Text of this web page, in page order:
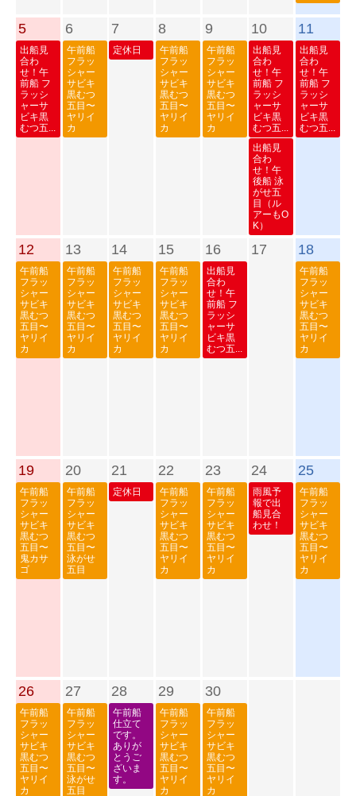
5
出船見
合わ
せ！午
前船 フ
ラッシ
ャーサ
ビキ黒
むつ五...
6
午前船
フラッ
シャー
サビキ
黒むつ
五目〜
ヤリイ
カ
7
定休日
8
午前船
フラッ
シャー
サビキ
黒むつ
五目〜
ヤリイ
カ
9
午前船
フラッ
シャー
サビキ
黒むつ
五目〜
ヤリイ
カ
10
出船見
合わ
せ！午
前船 フ
ラッシ
ャーサ
ビキ黒
むつ五...
出船見
合わ
せ！午
後船 泳
がせ五
目（ル
アーもO
K）
11
出船見
合わ
せ！午
前船 フ
ラッシ
ャーサ
ビキ黒
むつ五...
12
午前船
フラッ
シャー
サビキ
黒むつ
五目〜
ヤリイ
カ
13
午前船
フラッ
シャー
サビキ
黒むつ
五目〜
ヤリイ
カ
14
午前船
フラッ
シャー
サビキ
黒むつ
五目〜
ヤリイ
カ
15
午前船
フラッ
シャー
サビキ
黒むつ
五目〜
ヤリイ
カ
16
出船見
合わ
せ！午
前船 フ
ラッシ
ャーサ
ビキ黒
むつ五...
17 18
午前船
フラッ
シャー
サビキ
黒むつ
五目〜
ヤリイ
カ
19
午前船
フラッ
シャー
サビキ
黒むつ
五目〜
鬼カサ
ゴ
20
午前船
フラッ
シャー
サビキ
黒むつ
五目〜
泳がせ
五目
21
定休日
22
午前船
フラッ
シャー
サビキ
黒むつ
五目〜
ヤリイ
カ
23
午前船
フラッ
シャー
サビキ
黒むつ
五目〜
ヤリイ
カ
24
雨風予
報で出
船見合
わせ！
25
午前船
フラッ
シャー
サビキ
黒むつ
五目〜
ヤリイ
カ
26
午前船
フラッ
シャー
サビキ
黒むつ
五目〜
ヤリイ
カ
27
午前船
フラッ
シャー
サビキ
黒むつ
五目〜
泳がせ
五目
28
午前船
仕立て
です。
ありが
とうご
ざいま
す。
29
午前船
フラッ
シャー
サビキ
黒むつ
五目〜
ヤリイ
カ
30
午前船
フラッ
シャー
サビキ
黒むつ
五目〜
ヤリイ
カ